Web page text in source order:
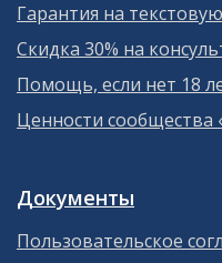
Гарантия на
Скидка 30% на
Помощь, если нет 18
Ценности сообщества
Документы
Пользовательское